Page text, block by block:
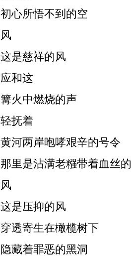
初心所悟不到的空
风
这是慈祥的风
应和这
篝火中燃烧的声
轻抚着
黄河两岸咆哮艰辛的号令
那里是沾满老糨带着血丝
风
这是压抑的风
穿透寄生在橄榄树下
隐藏着罪恶的黑洞